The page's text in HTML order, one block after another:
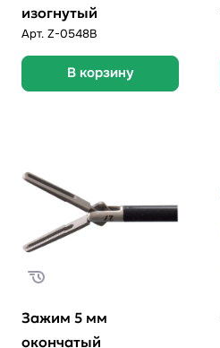
изогнутый
Арт. Z-0548В
В корзину
Зажим 5 мм
окончатый